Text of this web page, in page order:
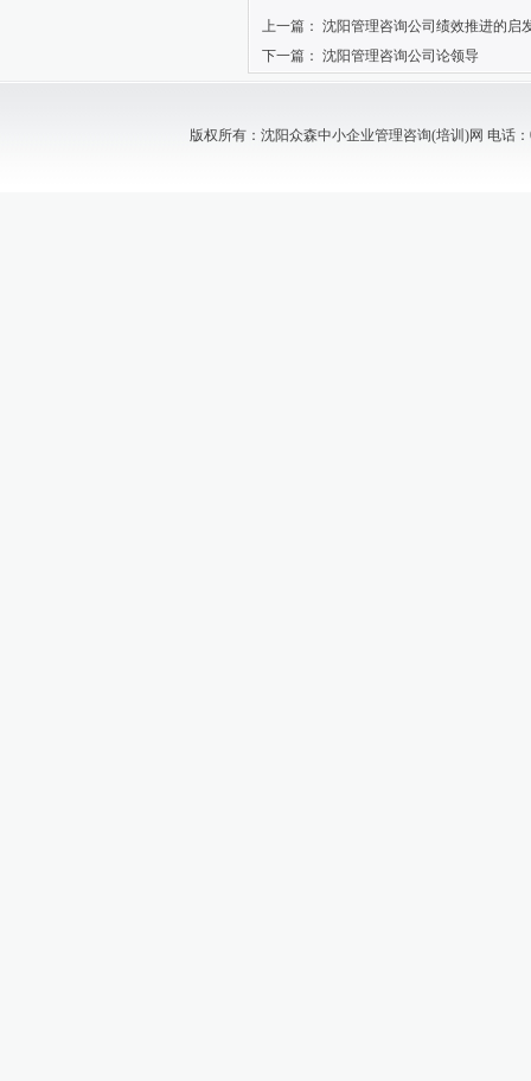
上一篇： 沈阳管理咨询公司绩效推进的启
下一篇： 沈阳管理咨询公司论领导
版权所有：沈阳众森中小企业管理咨询(培训)网 电话：